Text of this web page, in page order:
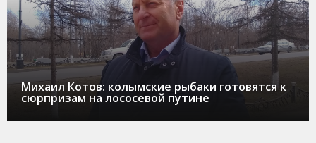
Михаил Котов: колымские рыбаки готовятся к
сюрпризам на лососевой путине